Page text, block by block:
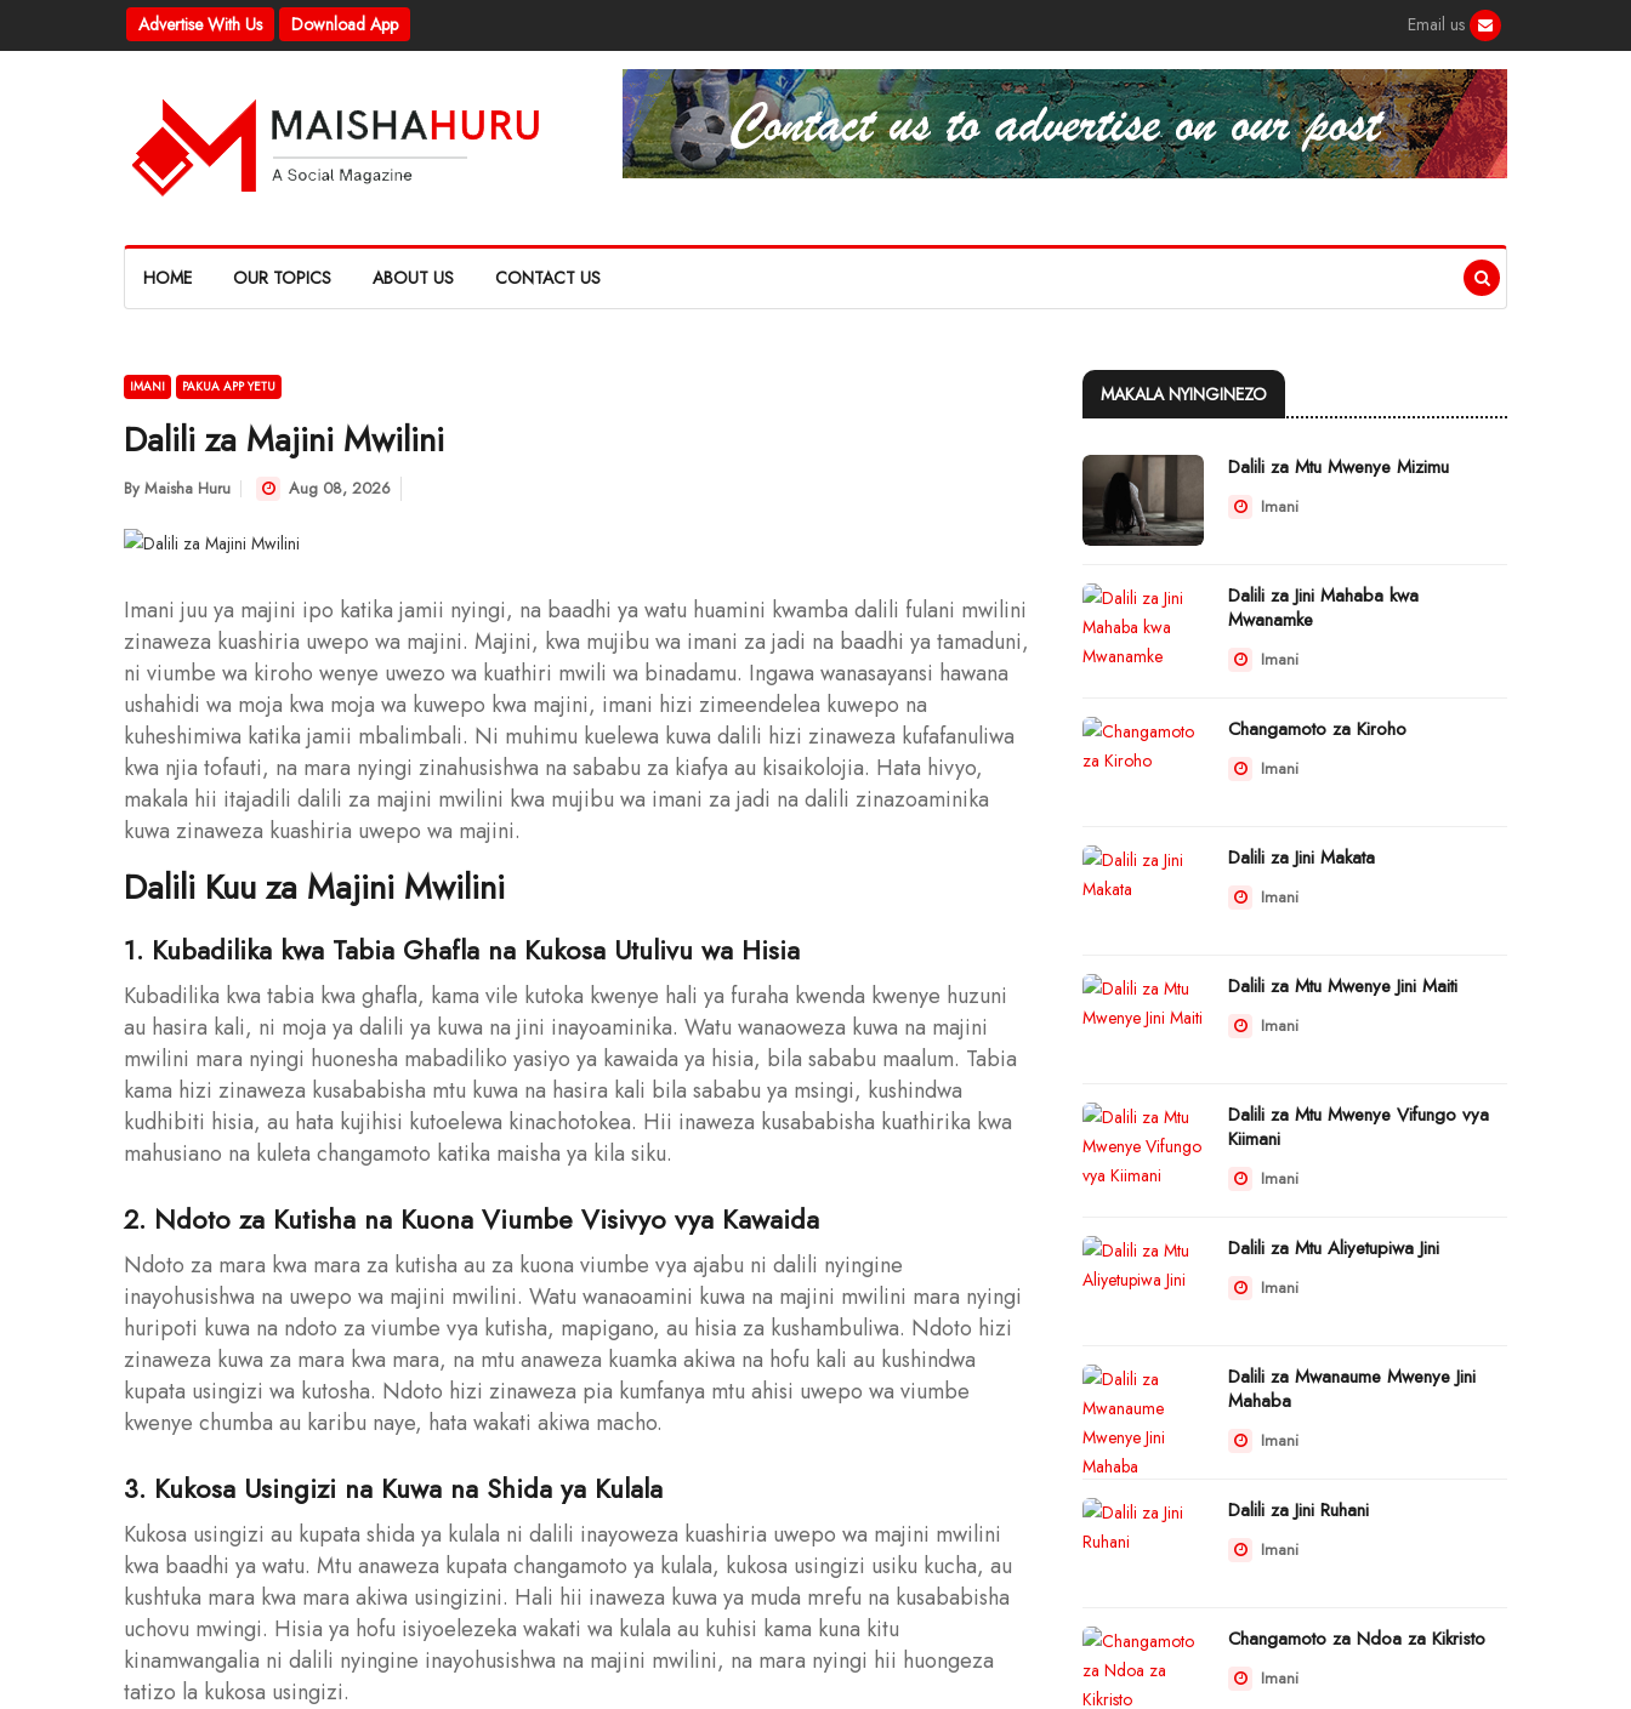
Advertise With Us Download App Email us
HOME OUR TOPICS ABOUT US CONTACT US
IMANI PAKUA APP YETU
Dalili za Majini Mwilini
By Maisha Huru Aug 08, 2026
Imani juu ya majini ipo katika jamii nyingi, na baadhi ya watu huamini kwamba dalili fulani mwilini
zinaweza kuashiria uwepo wa majini. Majini, kwa mujibu wa imani za jadi na baadhi ya tamaduni,
ni viumbe wa kiroho wenye uwezo wa kuathiri mwili wa binadamu. Ingawa wanasayansi hawana
ushahidi wa moja kwa moja wa kuwepo kwa majini, imani hizi zimeendelea kuwepo na
kuheshimiwa katika jamii mbalimbali. Ni muhimu kuelewa kuwa dalili hizi zinaweza kufafanuliwa
kwa njia tofauti, na mara nyingi zinahusishwa na sababu za kiafya au kisaikolojia. Hata hivyo,
makala hii itajadili dalili za majini mwilini kwa mujibu wa imani za jadi na dalili zinazoaminika
kuwa zinaweza kuashiria uwepo wa majini.
Dalili Kuu za Majini Mwilini
1. Kubadilika kwa Tabia Ghafla na Kukosa Utulivu wa Hisia
Kubadilika kwa tabia kwa ghafla, kama vile kutoka kwenye hali ya furaha kwenda kwenye huzuni
au hasira kali, ni moja ya dalili ya kuwa na jini inayoaminika. Watu wanaoweza kuwa na majini
mwilini mara nyingi huonesha mabadiliko yasiyo ya kawaida ya hisia, bila sababu maalum. Tabia
kama hizi zinaweza kusababisha mtu kuwa na hasira kali bila sababu ya msingi, kushindwa
kudhibiti hisia, au hata kujihisi kutoelewa kinachotokea. Hii inaweza kusababisha kuathirika kwa
mahusiano na kuleta changamoto katika maisha ya kila siku.
2. Ndoto za Kutisha na Kuona Viumbe Visivyo vya Kawaida
Ndoto za mara kwa mara za kutisha au za kuona viumbe vya ajabu ni dalili nyingine
inayohusishwa na uwepo wa majini mwilini. Watu wanaoamini kuwa na majini mwilini mara nyingi
huripoti kuwa na ndoto za viumbe vya kutisha, mapigano, au hisia za kushambuliwa. Ndoto hizi
zinaweza kuwa za mara kwa mara, na mtu anaweza kuamka akiwa na hofu kali au kushindwa
kupata usingizi wa kutosha. Ndoto hizi zinaweza pia kumfanya mtu ahisi uwepo wa viumbe
kwenye chumba au karibu naye, hata wakati akiwa macho.
3. Kukosa Usingizi na Kuwa na Shida ya Kulala
Kukosa usingizi au kupata shida ya kulala ni dalili inayoweza kuashiria uwepo wa majini mwilini
kwa baadhi ya watu. Mtu anaweza kupata changamoto ya kulala, kukosa usingizi usiku kucha, au
kushtuka mara kwa mara akiwa usingizini. Hali hii inaweza kuwa ya muda mrefu na kusababisha
uchovu mwingi. Hisia ya hofu isiyoelezeka wakati wa kulala au kuhisi kama kuna kitu
kinamwangalia ni dalili nyingine inayohusishwa na majini mwilini, na mara nyingi hii huongeza
tatizo la kukosa usingizi.
MAKALA NYINGINEZO
Dalili za Mtu Mwenye Mizimu
Imani
Dalili za Jini Mahaba kwa
Mwanamke
Imani
Changamoto za Kiroho
Imani
Dalili za Jini Makata
Imani
Dalili za Mtu Mwenye Jini Maiti
Imani
Dalili za Mtu Mwenye Vifungo vya
Kiimani
Imani
Dalili za Mtu Aliyetupiwa Jini
Imani
Dalili za Mwanaume Mwenye Jini
Mahaba
Imani
Dalili za Jini Ruhani
Imani
Changamoto za Ndoa za Kikristo
Imani